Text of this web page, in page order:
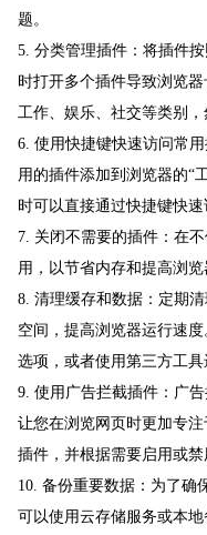
题。
5. 分类管理插件：将插件
时打开多个插件导致浏览
工作、娱乐、社交等类别，
6. 使用快捷键快速访问常
用的插件添加到浏览器的“
时可以直接通过快捷键快速
7. 关闭不需要的插件：在
用，以节省内存和提高浏览
8. 清理缓存和数据：定期
空间，提高浏览器运行速
选项，或者使用第三方工具
9. 使用广告拦截插件：广
让您在浏览网页时更加专
插件，并根据需要启用或禁
10. 备份重要数据：为了确
可以使用云存储服务或本地